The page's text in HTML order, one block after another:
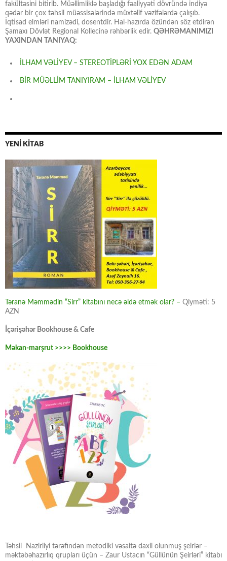
fakültəsini bitirib. Müəllimliklə başladığı fəaliyyəti dövründə indiyə
qədər bir çox təhsil müəssisələrində müxtəlif vəzifələrdə çalışıb.
İqtisad elmləri namizədi, dosentdir. Hal-hazırda özündən söz etdirən
Şamaxı Dövlət Regional Kollecinə rəhbərlik edir. QƏHRƏMANIMIZI
YAXINDAN TANIYAQ:
İLHAM VƏLİYEV – STEREOTİPLƏRİ YOX EDƏN ADAM
BİR MÜƏLLİM TANIYIRAM – İLHAM VƏLİYEV
YENİ KİTAB
Təranə Məmmədin “Sirr” kitabını necə əldə etmək olar? – Qiyməti: 5
AZN
İçərişəhər Bookhouse & Cafe
Məkan-marşrut >>>> Bookhouse
Təhsil Nazirliyi tərəfindən metodiki vəsaitə daxil olunmuş şeirlər –
məktəbəhazırlıq qrupları üçün – Zaur Ustacın “Güllünün Şeirləri” kitabı